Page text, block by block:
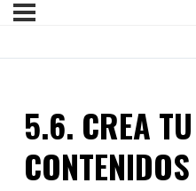
5.6. CREA